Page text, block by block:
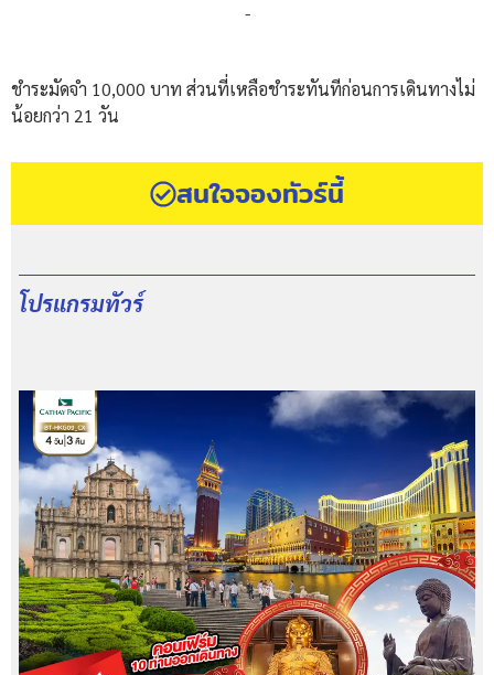
-
ชำระมัดจำ 10,000 บาท ส่วนที่เหลือชำระทันทีก่อนการเดินทางไม่
น้อยกว่า 21 วัน
สนใจจองทัวร์นี้
โปรแกรมทัวร์